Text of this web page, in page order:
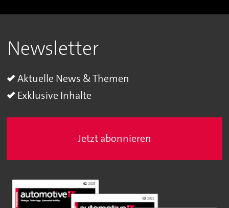
Newsletter
Aktuelle News & Themen
Exklusive Inhalte
Jetzt abonnieren